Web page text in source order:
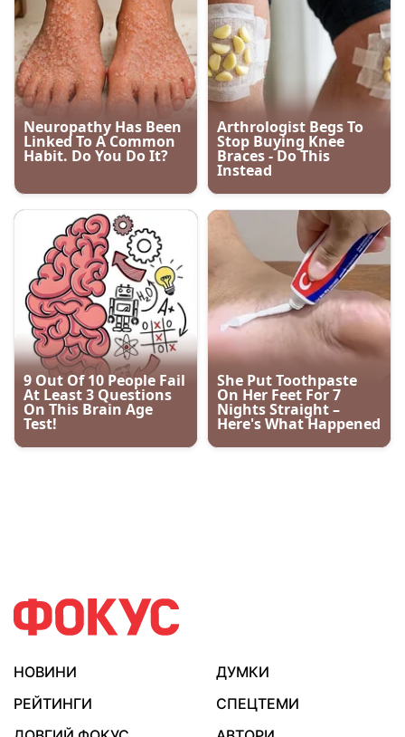
НОВИНИ
ДУМКИ
РЕЙТИНГИ
СПЕЦТЕМИ